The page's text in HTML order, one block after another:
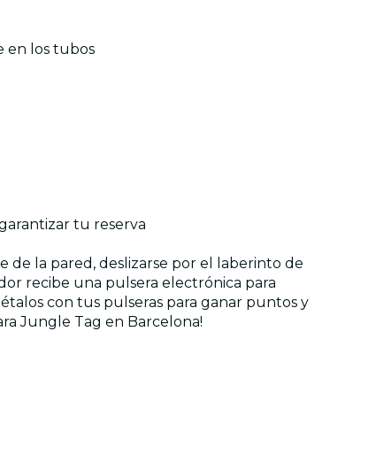
en los tubos
tu reserva
de la pared, deslizarse por el laberinto de
recibe una pulsera electrónica para
con tus pulseras para ganar puntos y
Jungle Tag en Barcelona!